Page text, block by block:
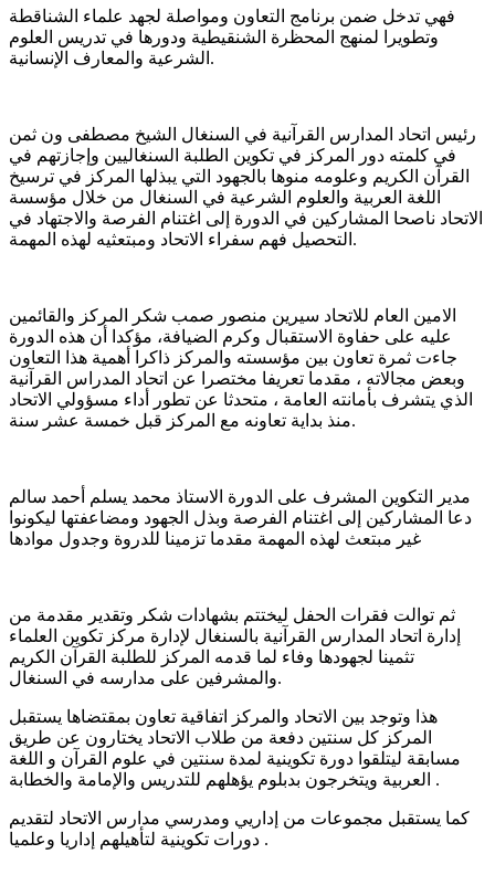
فهي تدخل ضمن برنامج التعاون ومواصلة لجهد علماء الشناقطة
وتطويرا لمنهج المحظرة الشنقيطية ودورها في تدريس العلوم
الشرعية والمعارف الإنسانية.
رئيس اتحاد المدارس القرآنية في السنغال الشيخ مصطفى ون ثمن
في كلمته دور المركز في تكوين الطلبة السنغاليين وإجازتهم في
القرآن الكريم وعلومه منوها بالجهود التي يبذلها المركز في ترسيخ
اللغة العربية والعلوم الشرعية في السنغال من خلال مؤسسة
الاتحاد ناصحا المشاركين في الدورة إلى اغتنام الفرصة والاجتهاد في
التحصيل فهم سفراء الاتحاد ومبتعثيه لهذه المهمة.
الامين العام للاتحاد سيرين منصور صمب شكر المركز والقائمين
عليه على حفاوة الاستقبال وكرم الضيافة، مؤكدا أن هذه الدورة
جاءت ثمرة تعاون بين مؤسسته والمركز ذاكرا أهمية هذا التعاون
وبعض مجالاته ، مقدما تعريفا مختصرا عن اتحاد المدراس القرآنية
الذي يتشرف بأمانته العامة ، متحدثا عن تطور أداء مسؤولي الاتحاد
منذ بداية تعاونه مع المركز قبل خمسة عشر سنة.
مدير التكوين المشرف على الدورة الاستاذ محمد يسلم أحمد سالم
دعا المشاركين إلى اغتنام الفرصة وبذل الجهود ومضاعفتها ليكونوا
ثم توالت فقرات الحفل ليختتم بشهادات شكر وتقدير مقدمة من
إدارة اتحاد المدارس القرآنية بالسنغال لإدارة مركز تكوين العلماء
تثمينا لجهودها وفاء لما قدمه المركز للطلبة القرآن الكريم
والمشرفين على مدارسه في السنغال.
هذا وتوجد بين الاتحاد والمركز اتفاقية تعاون بمقتضاها يستقبل
المركز كل سنتين دفعة من طلاب الاتحاد يختارون عن طريق
مسابقة ليتلقوا دورة تكوينية لمدة سنتين في علوم القرآن و اللغة
العربية ويتخرجون بدبلوم يؤهلهم للتدريس والإمامة والخطابة .
كما يستقبل مجموعات من إداريي ومدرسي مدارس الاتحاد لتقديم
دورات تكوينية لتأهيلهم إداريا وعلميا .